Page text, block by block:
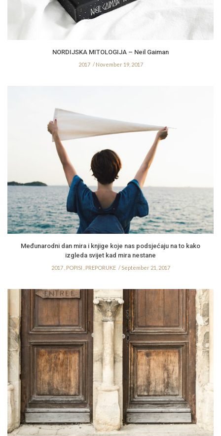
NORDIJSKA MITOLOGIJA – Neil Gaiman
2017 November 19, 2017
Međunarodni dan mira i knjige koje nas podsjećaju na to kako
izgleda svijet kad mira nestane
2017, POPISI PREPORUKE September 21, 2017